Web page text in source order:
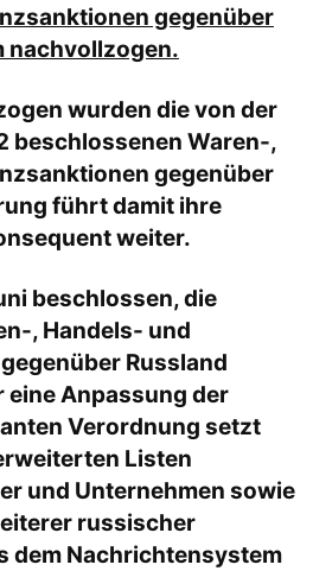
gegenüber
nachvollzogen.
wurden die von der
beschlossenen Waren-,
gegenüber
führt damit ihre
weiter.
beschlossen, die
, Handels- und
Russland
eine Anpassung der
Verordnung setzt
Listen
und Unternehmen sowie
russischer
dem Nachrichtensystem